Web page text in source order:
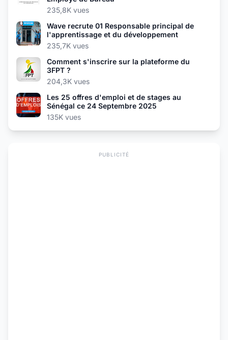
235,8K vues
Wave recrute 01 Responsable principal de
l'apprentissage et du développement
235,7K vues
Comment s'inscrire sur la plateforme du
3FPT ?
204,3K vues
Les 25 offres d'emploi et de stages au
Sénégal ce 24 Septembre 2025
135K vues
PUBLICITÉ